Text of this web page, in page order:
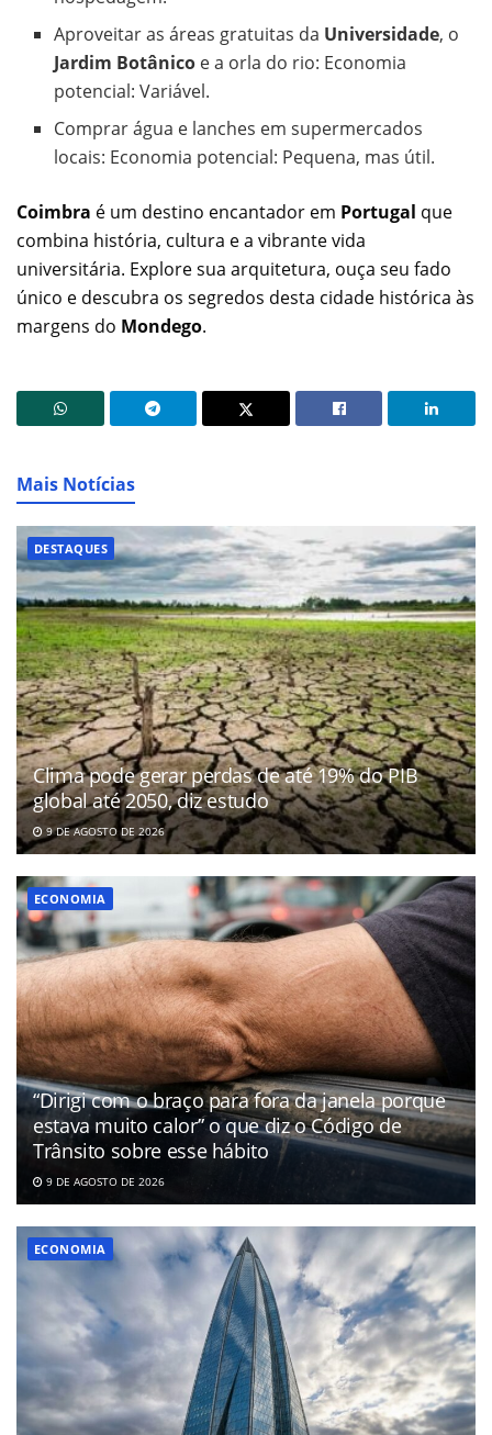
Aproveitar as áreas gratuitas da Universidade, o
Jardim Botânico e a orla do rio: Economia
potencial: Variável.
Comprar água e lanches em supermercados
locais: Economia potencial: Pequena, mas útil.
Coimbra é um destino encantador em Portugal que
combina história, cultura e a vibrante vida
universitária. Explore sua arquitetura, ouça seu fado
único e descubra os segredos desta cidade histórica às
margens do Mondego.
Mais Notícias
DESTAQUES
Clima pode gerar perdas de até 19% do PIB
global até 2050, diz estudo
9 DE AGOSTO DE 2026
ECONOMIA
“Dirigi com o braço para fora da janela porque
estava muito calor” o que diz o Código de
Trânsito sobre esse hábito
9 DE AGOSTO DE 2026
ECONOMIA